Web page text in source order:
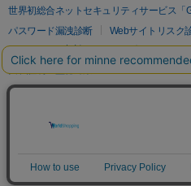
世界初総合ネットセキュリティサービス「
パスワード漏洩診断
Webサイトリスク
セキュリティ相談AIチャットボット
実在証明・盗聴対策
サイバー攻撃対策（GMOサイバーセキュ
セキュリティ事業の軌跡